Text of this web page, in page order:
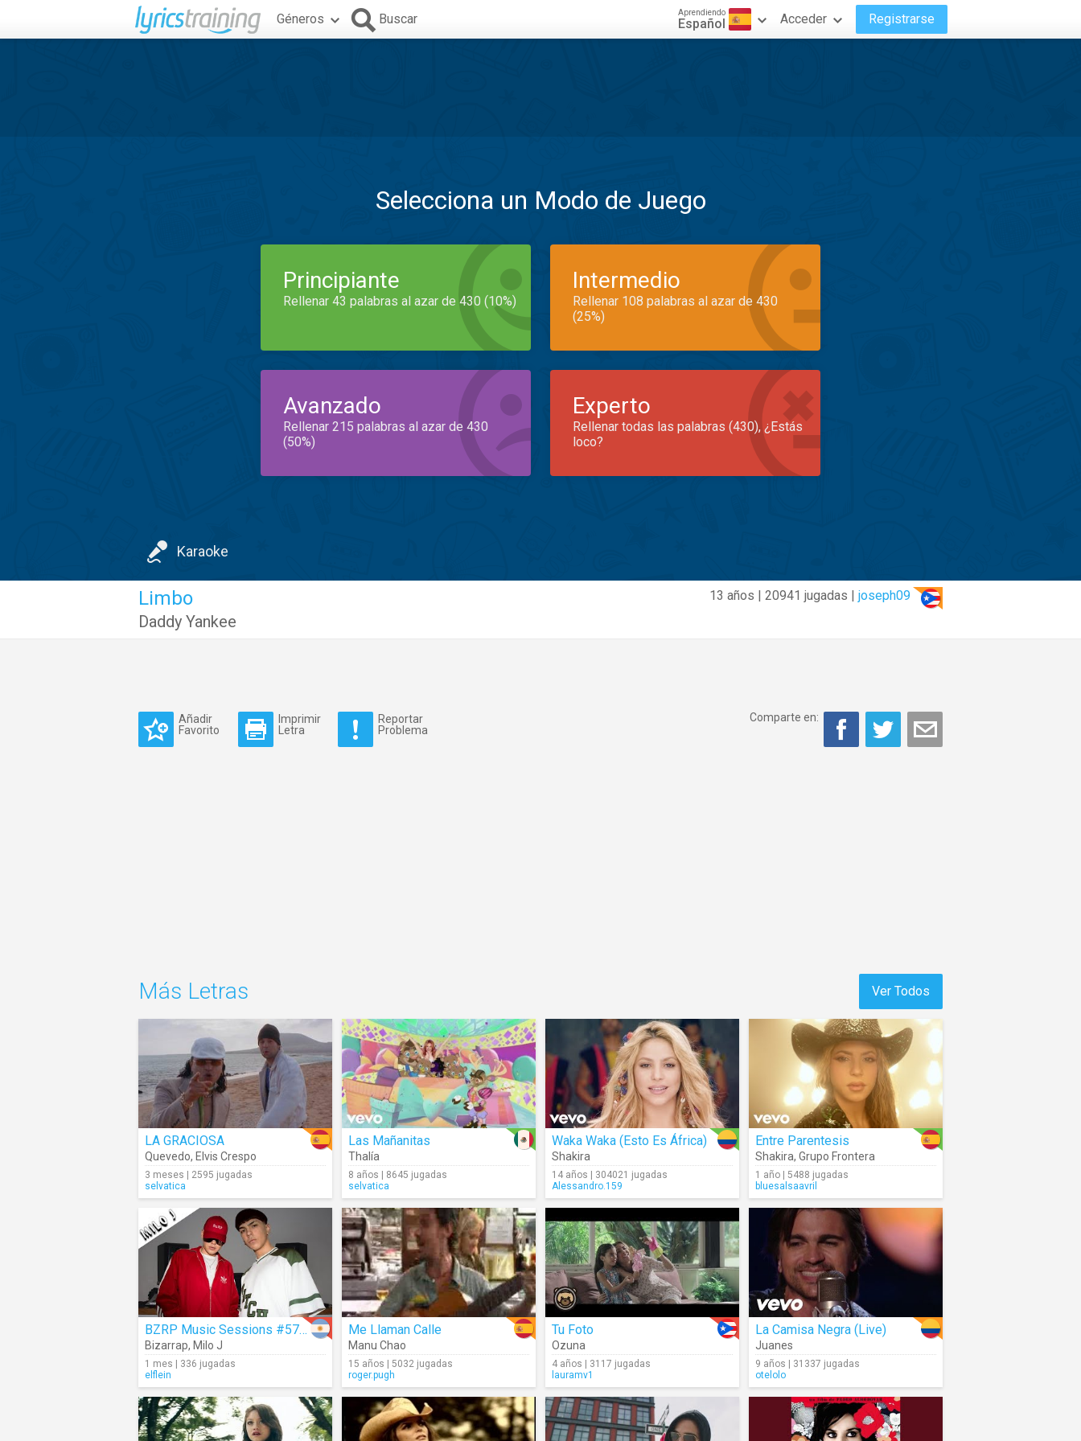
Géneros Buscar Aprendiendo
Español Acceder Registrarse
Selecciona un Modo de Juego
Principiante
Rellenar 43 palabras al azar de 430 (10%)
Intermedio
Rellenar 108 palabras al azar de 430
(25%)
Avanzado
Rellenar 215 palabras al azar de 430
(50%)
Experto
Rellenar todas las palabras (430), ¿Estás
loco?
Karaoke
13 años | 20941 jugadas | joseph09
Limbo
Daddy Yankee
Añadir
Favorito
Imprimir
Letra
Reportar
Problema
Comparte en:
Ver Todos
Más Letras
LA GRACIOSA
Quevedo, Elvis Crespo
3 meses | 2595 jugadas
selvatica
Las Mañanitas
Thalía
8 años | 8645 jugadas
selvatica
Waka Waka (Esto Es África)
Shakira
14 años | 304021 jugadas
Alessandro.159
Entre Parentesis
Shakira, Grupo Frontera
1 año | 5488 jugadas
bluesalsaavril
BZRP Music Sessions #57/66
Bizarrap, Milo J
1 mes | 336 jugadas
elflein
Me Llaman Calle
Manu Chao
15 años | 5032 jugadas
roger.pugh
Tu Foto
Ozuna
4 años | 3117 jugadas
lauramv1
La Camisa Negra (Live)
Juanes
9 años | 31337 jugadas
otelolo